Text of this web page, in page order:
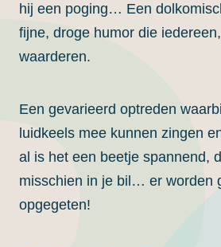
hij een poging… Een
fijne, droge humor die
waarderen.
Een gevarieerd optreden
luidkeels mee kunnen zingen
al is het een beetje spannend,
misschien in je bil… er worden
opgegeten!